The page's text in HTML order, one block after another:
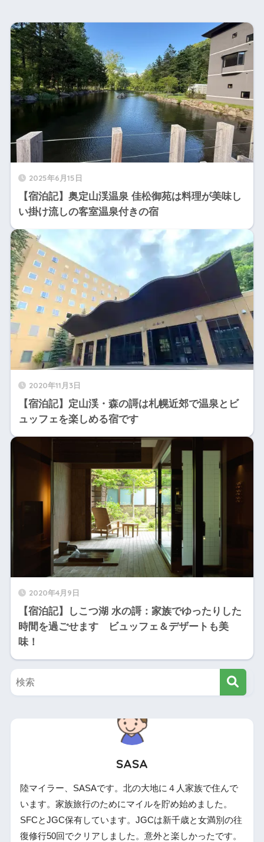
2025年6月15日
【宿泊記】奥定山渓温泉 佳松御苑は料理が美味し
い掛け流しの客室温泉付きの宿
2020年11月3日
【宿泊記】定山渓・森の謌は札幌近郊で温泉とビ
ュッフェを楽しめる宿です
2020年4月9日
【宿泊記】しこつ湖 水の謌：家族でゆったりした
時間を過ごせます ビュッフェ＆デザートも美
味！
SASA
陸マイラー、SASAです。北の大地に４人家族で住んで
います。家族旅行のためにマイルを貯め始めました。
SFCとJGC保有しています。JGCは新千歳と女満別の往
復修行50回でクリアしました。意外と楽しかったです。